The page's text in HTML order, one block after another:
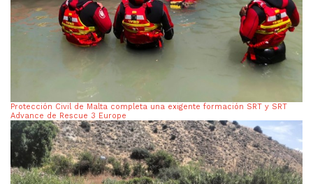
Protección Civil de Malta completa una exigente formación SRT y SRT
Advance de Rescue 3 Europe